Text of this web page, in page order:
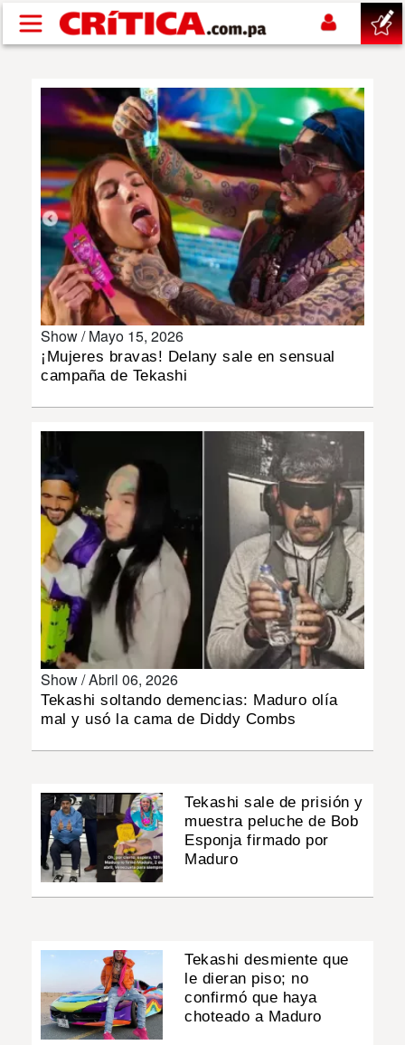
Pasar al contenido principal
SUCESOS
NACIONAL
POLÍTICA
SHOW
DEPORTES
INSÓLITAS
MULTIMEDIA
IMPRESO
Show /Mayo 15, 2026
¡Mujeres bravas! Delany sale en sensual
campaña de Tekashi
Show /Abril 06, 2026
Tekashi soltando demencias: Maduro olía
mal y usó la cama de Diddy Combs
Tekashi sale de prisión y
muestra peluche de Bob
Esponja firmado por
Maduro
Tekashi desmiente que
le dieran piso; no
confirmó que haya
choteado a Maduro